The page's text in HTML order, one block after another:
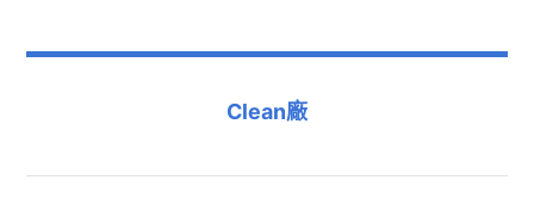
Clean廠